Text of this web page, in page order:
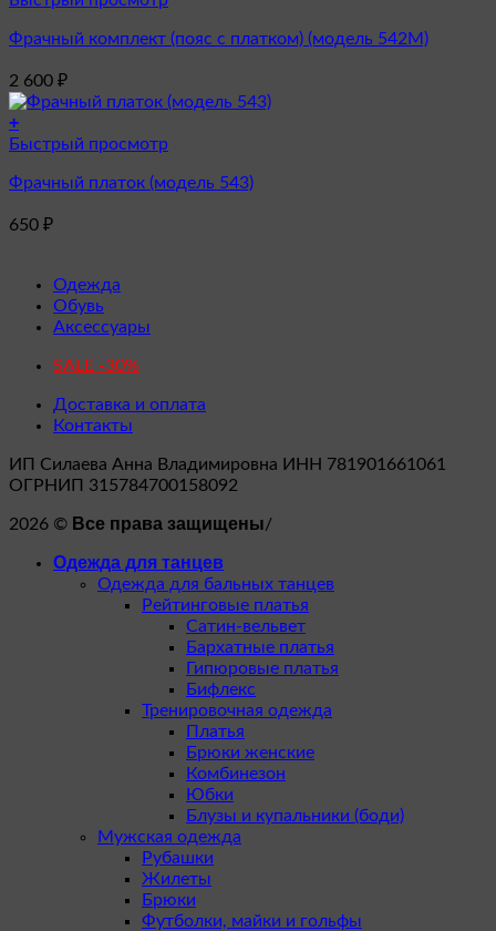
странице
Фрачный комплект (пояс с платком) (модель 542М)
2 600 ₽
+
Быстрый просмотр
Фрачный платок (модель 543)
650 ₽
Одежда
Обувь
Аксессуары
SALE -30%
Доставка и оплата
Контакты
ИП Силаева Анна Владимировна ИНН 781901661061
ОГРНИП 315784700158092
2026 © Все права защищены/
Одежда для танцев
Одежда для бальных танцев
Рейтинговые платья
Сатин-вельвет
Бархатные платья
Гипюровые платья
Бифлекс
Тренировочная одежда
Платья
Брюки женские
Комбинезон
Юбки
Блузы и купальники (боди)
Мужская одежда
Рубашки
Жилеты
Брюки
Футболки, майки и гольфы